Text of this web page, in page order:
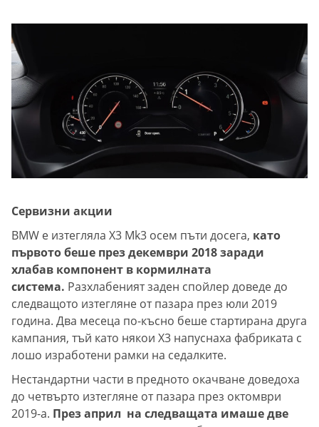
Сервизни акции
BMW е изтегляла X3 Mk3 осем пъти досега, като
първото беше през декември 2018 заради
хлабав компонент в кормилната
система. Разхлабеният заден спойлер доведе до
следващото изтегляне от пазара през юли 2019
година. Два месеца по-късно беше стартирана друга
кампания, тъй като някои X3 напуснаха фабриката с
лошо изработени рамки на седалките.
Нестандартни части в предното окачване доведоха
до четвърто изтегляне от пазара през октомври
2019-а. През април на следващата имаше две